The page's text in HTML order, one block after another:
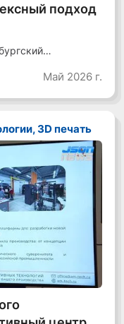
подход
Май 2026 г.
3D печать